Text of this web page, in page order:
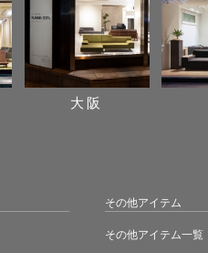
大阪
その他アイテム
その他アイテム一覧